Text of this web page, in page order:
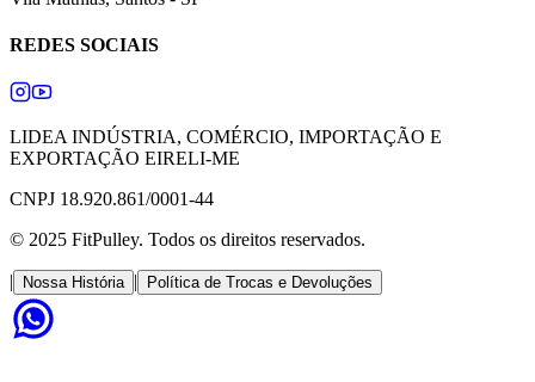
REDES SOCIAIS
LIDEA INDÚSTRIA, COMÉRCIO, IMPORTAÇÃO E
EXPORTAÇÃO EIRELI-ME
CNPJ 18.920.861/0001-44
© 2025 FitPulley. Todos os direitos reservados.
| Nossa História | Política de Trocas e Devoluções